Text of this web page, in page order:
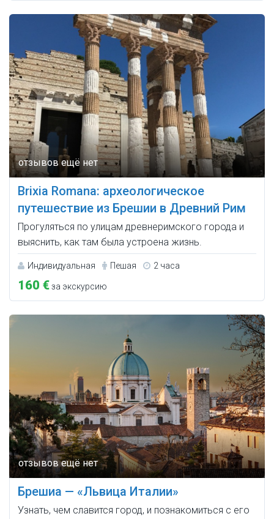
Brixia Romana: археологическое
путешествие из Брешии в Древний Рим
Прогуляться по улицам древнеримского города и
выяснить, как там была устроена жизнь.
Индивидуальная Пешая 2 часа
160 €за экскурсию
Брешиа — «Львица Италии»
Узнать, чем славится город, и познакомиться с его